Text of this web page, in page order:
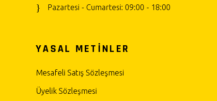
Pazartesi - Cumartesi: 09:00 - 18:00
YASAL METİNLER
Mesafeli Satış Sözleşmesi
Üyelik Sözleşmesi